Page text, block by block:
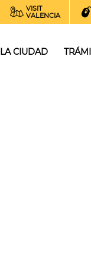
VISIT
VALENCIA
LA CIUDAD